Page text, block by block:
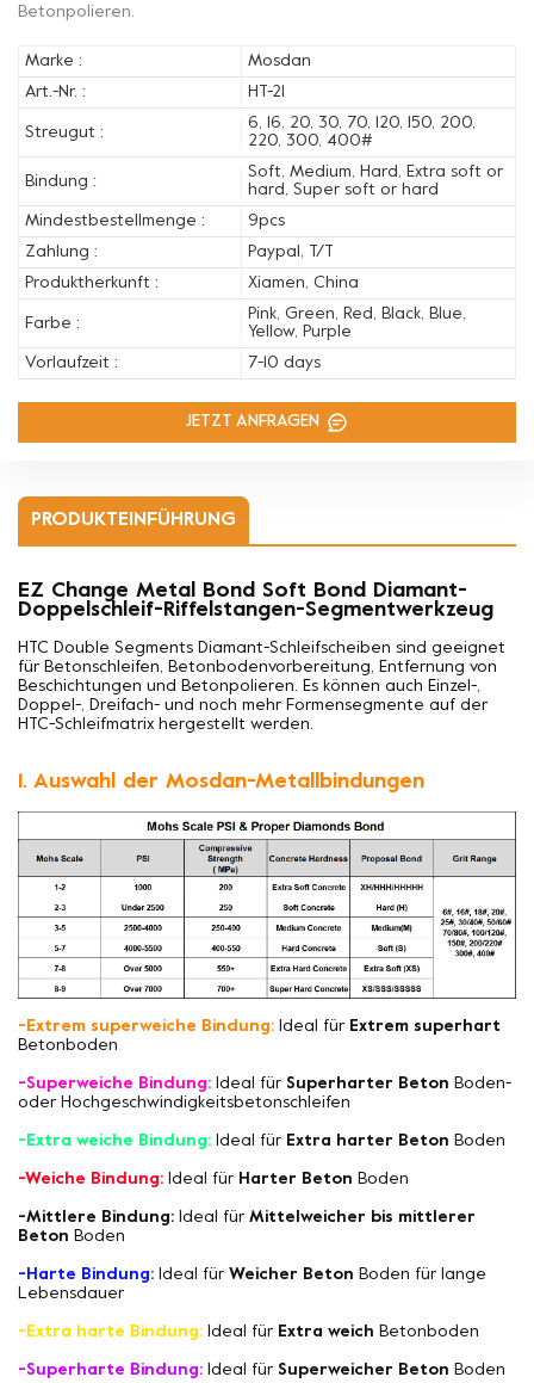
Betonpolieren.
Marke :
Mosdan
Art.-Nr. :
HT-21
Streugut :
6, 16, 20, 30, 70, 120, 150, 200,
220, 300, 400#
Bindung :
Soft, Medium, Hard, Extra soft or
hard, Super soft or hard
Mindestbestellmenge :
9pcs
Zahlung :
Paypal, T/T
Produktherkunft :
Xiamen, China
Farbe :
Pink, Green, Red, Black, Blue,
Yellow, Purple
Vorlaufzeit :
7-10 days
JETZT ANFRAGEN
PRODUKTEINFÜHRUNG
EZ Change Metal Bond Soft Bond Diamant-
Doppelschleif-Riffelstangen-Segmentwerkzeug
HTC Double Segments Diamant-Schleifscheiben sind geeignet
für Betonschleifen, Betonbodenvorbereitung, Entfernung von
Beschichtungen und Betonpolieren. Es können auch Einzel-,
Doppel-, Dreifach- und noch mehr Formensegmente auf der
HTC-Schleifmatrix hergestellt werden.
1. Auswahl der Mosdan-Metallbindungen
-Extrem superweiche Bindung: Ideal für Extrem superhart
Betonboden
-Superweiche Bindung: Ideal für Superharter Beton Boden-
oder Hochgeschwindigkeitsbetonschleifen
-Extra weiche Bindung: Ideal für Extra harter Beton Boden
-Weiche Bindung: Ideal für Harter Beton Boden
-Mittlere Bindung: Ideal für Mittelweicher bis mittlerer
Beton Boden
-Harte Bindung: Ideal für Weicher Beton Boden für lange
Lebensdauer
-Extra harte Bindung: Ideal für Extra weich Betonboden
-Superharte Bindung: Ideal für Superweicher Beton Boden